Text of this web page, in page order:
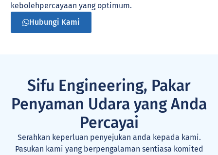
kebolehpercayaan yang optimum.
Hubungi Kami
Sifu Engineering, Pakar
Penyaman Udara yang Anda
Percayai
Serahkan keperluan penyejukan anda kepada kami.
Pasukan kami yang berpengalaman sentiasa komited